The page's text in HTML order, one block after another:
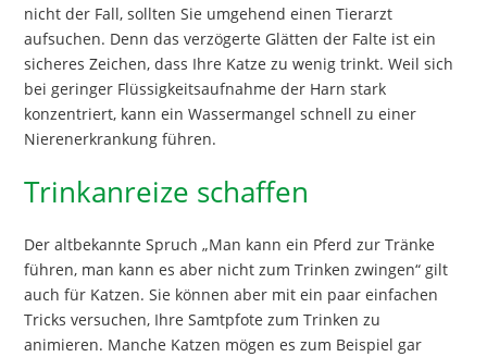
nicht der Fall, sollten Sie umgehend einen Tierarzt
aufsuchen. Denn das verzögerte Glätten der Falte ist ein
sicheres Zeichen, dass Ihre Katze zu wenig trinkt. Weil sich
bei geringer Flüssigkeitsaufnahme der Harn stark
konzentriert, kann ein Wassermangel schnell zu einer
Nierenerkrankung führen.
Trinkanreize schaffen
Der altbekannte Spruch „Man kann ein Pferd zur Tränke
führen, man kann es aber nicht zum Trinken zwingen“ gilt
auch für Katzen. Sie können aber mit ein paar einfachen
Tricks versuchen, Ihre Samtpfote zum Trinken zu
animieren. Manche Katzen mögen es zum Beispiel gar